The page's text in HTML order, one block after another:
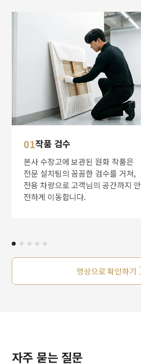
01작품 검수
본사 수장고에 보관된 원화 작품은
전문 설치팀의 꼼꼼한 검수를 거쳐,
전용 차량으로 고객님의 공간까지 안
전하게 이동합니다.
영상으로 확인하기
자주 묻는 질문